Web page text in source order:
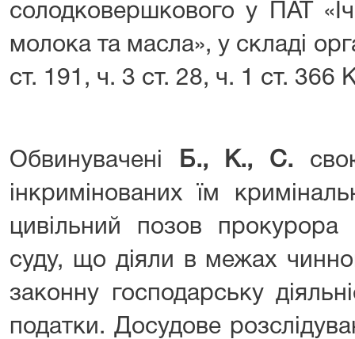
солодковершкового у ПАТ
молока та масла», у складі
ст. 191, ч. 3 ст. 28, ч. 1 ст. 366
Обвинувачені Б., К., С.
інкримінованих їм
цивільний позов
суду, що діяли в межах
законну господарську
податки. Досудове